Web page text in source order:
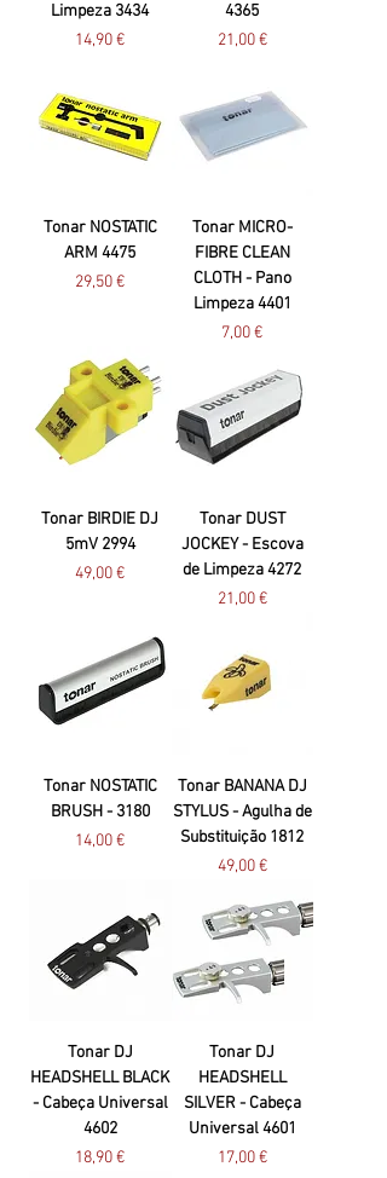
Limpeza 3434
Preço
14,90 €
4365
Preço
21,00 €
Tonar NOSTATIC
ARM 4475
Preço
29,50 €
Tonar MICRO-
FIBRE CLEAN
CLOTH - Pano
Limpeza 4401
Preço
7,00 €
Tonar BIRDIE DJ
5mV 2994
Preço
49,00 €
Tonar DUST
JOCKEY - Escova
de Limpeza 4272
Preço
21,00 €
Tonar NOSTATIC
BRUSH - 3180
Preço
14,00 €
Tonar BANANA DJ
STYLUS - Agulha de
Substituição 1812
Preço
49,00 €
Tonar DJ
HEADSHELL BLACK
- Cabeça Universal
4602
Preço
18,90 €
Tonar DJ
HEADSHELL
SILVER - Cabeça
Universal 4601
Preço
17,00 €